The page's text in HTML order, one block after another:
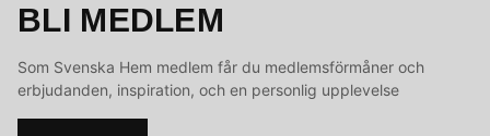
BLI MEDLEM
Som Svenska Hem medlem får du medlemsförmåner och
erbjudanden, inspiration, och en personlig upplevelse